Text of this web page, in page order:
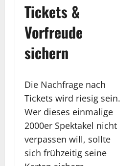
Tickets &
Vorfreude
sichern
Die Nachfrage nach
Tickets wird riesig sein.
Wer dieses einmalige
2000er Spektakel nicht
verpassen will, sollte
sich frühzeitig seine